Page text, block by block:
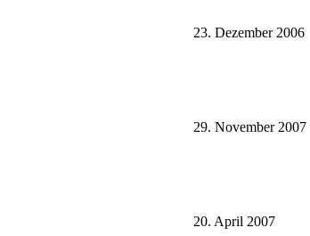
23. Dezember 2006
29. November 2007
20. April 2007